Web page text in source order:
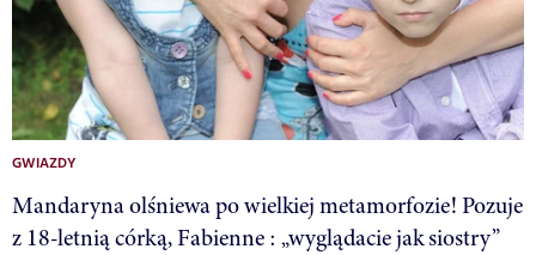
GWIAZDY
Mandaryna olśniewa po wielkiej metamorfozie! Pozuje
z 18-letnią córką, Fabienne : „wyglądacie jak siostry”